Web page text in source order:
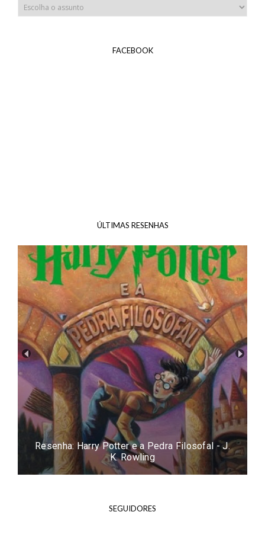
FACEBOOK
ÚLTIMAS RESENHAS
Resenha: Easy - Tammara Webber
SEGUIDORES